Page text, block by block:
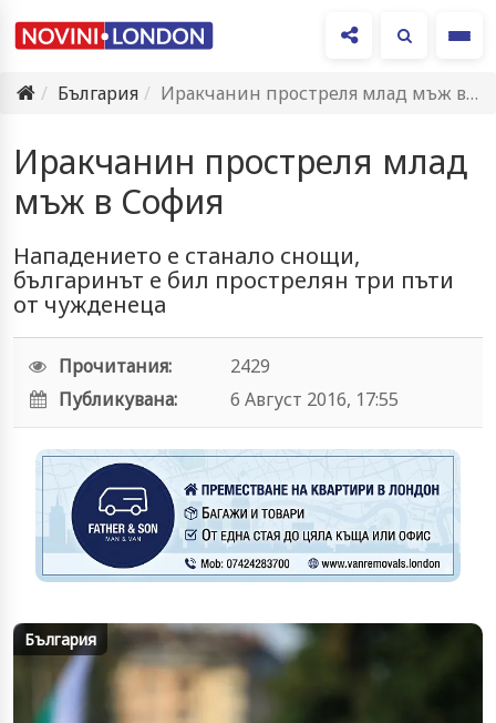
България
Иракчанин простреля млад мъж в София
Иракчанин простреля млад
мъж в София
Нападението е станало снощи,
българинът е бил прострелян три пъти
от чужденеца
Прочитания:
2429
Публикувана:
6 Август 2016, 17:55
България